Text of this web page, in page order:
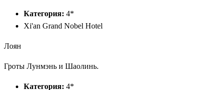
Категория: 4*
Xi'an Grand Nobel Hotel
Лоян
Гроты Лунмэнь и Шаолинь.
Категория: 4*